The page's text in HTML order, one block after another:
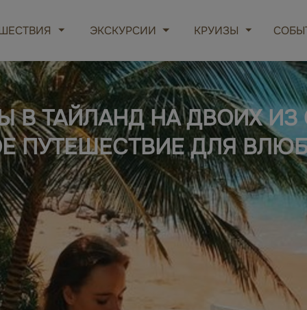
ЭКСКУРСИИ КРУИЗЫ
В ТАЙЛАНД НА ДВОИХ ИЗ
ПУТЕШЕСТВИЕ ДЛЯ